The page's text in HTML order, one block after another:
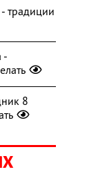
традиции
-
8